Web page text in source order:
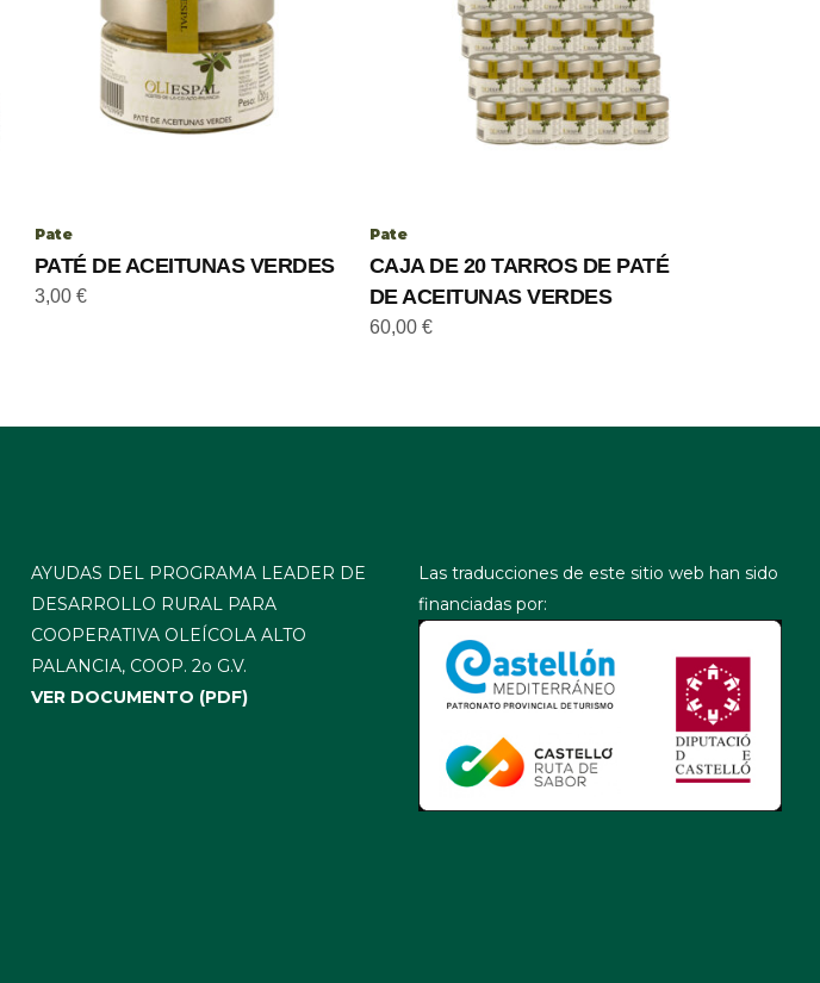
Pate
PATÉ DE ACEITUNAS VERDES
3,00 €
Pate
CAJA DE 20 TARROS DE PATÉ
DE ACEITUNAS VERDES
60,00 €
AYUDAS DEL PROGRAMA LEADER DE
DESARROLLO RURAL PARA
COOPERATIVA OLEÍCOLA ALTO
PALANCIA, COOP. 2o G.V.
VER DOCUMENTO (PDF)
Las traducciones de este sitio web han sido
financiadas por: